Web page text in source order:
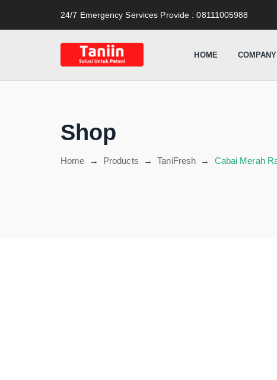
24/7 Emergency Services Provide : 08111005988
HOME COMPANY
Shop
Home → Products →TaniFresh → Cabai Merah